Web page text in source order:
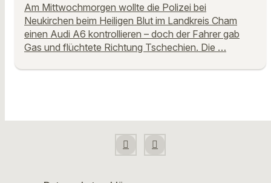
Am Mittwochmorgen wollte die Polizei bei
Neukirchen beim Heiligen Blut im Landkreis Cham
einen Audi A6 kontrollieren – doch der Fahrer gab
Gas und flüchtete Richtung Tschechien. Die …